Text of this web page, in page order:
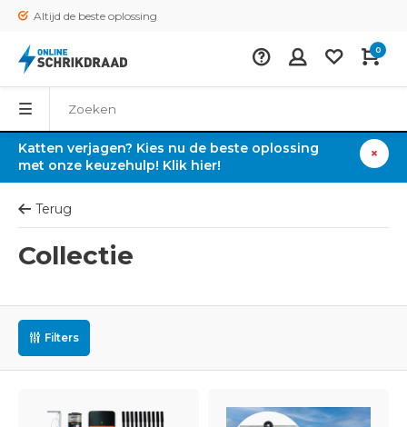
Altijd de beste oplossing
0
Katten verjagen? Kies nu de beste oplossing
met onze keuzehulp! Klik hier!
Terug
Collectie
Filters